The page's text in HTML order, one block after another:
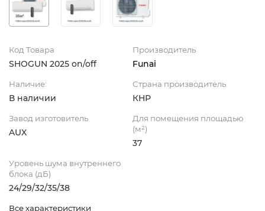
Код Товара
SHOGUN 2025 on/off
Производитель
Funai
Наличие:
В наличии
Страна производитель
КНР
Завод изготовитель
AUX
Для помещения площадью
(м²)
37
Уровень шума внутреннего
блока (дБ)
24/29/32/35/38
Все характеристики